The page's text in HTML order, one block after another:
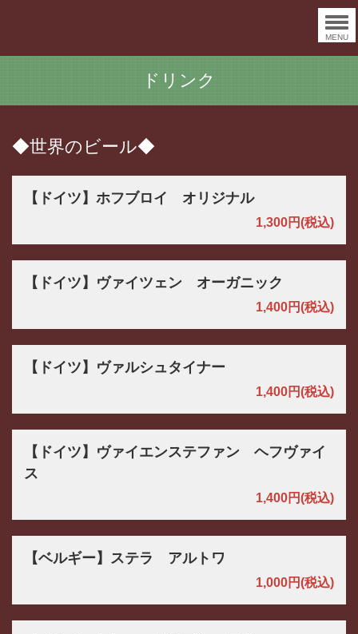
MENU
ドリンク
◆世界のビール◆
【ドイツ】ホフブロイ オリジナル
1,300円(税込)
【ドイツ】ヴァイツェン オーガニック
1,400円(税込)
【ドイツ】ヴァルシュタイナー
1,400円(税込)
【ドイツ】ヴァイエンステファン ヘフヴァイ
ス
1,400円(税込)
【ベルギー】ステラ アルトワ
1,000円(税込)